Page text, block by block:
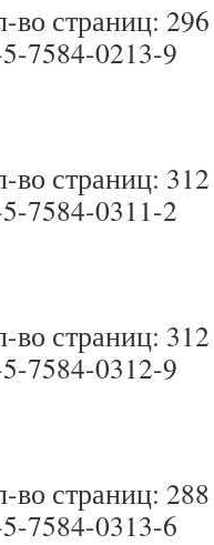
во страниц:
7584-0213-9
во страниц:
7584-0311-2
во страниц:
7584-0312-9
во страниц:
7584-0313-6